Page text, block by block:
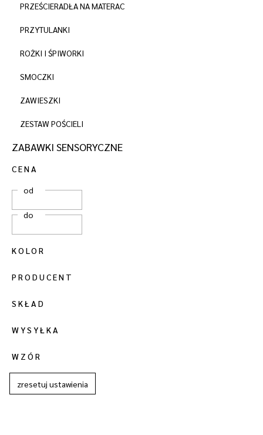
PRZEŚCIERADŁA NA MATERAC
PRZYTULANKI
ROŻKI I ŚPIWORKI
SMOCZKI
ZAWIESZKI
ZESTAW POŚCIELI
ZABAWKI SENSORYCZNE
CENA
od
do
KOLOR
PRODUCENT
SKŁAD
WYSYŁKA
WZÓR
zresetuj ustawienia